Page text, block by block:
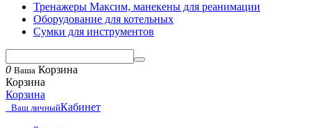
Тренажеры Максим, манекены для реанимации
Оборудование для котельных
Сумки для инструментов
0 Ваша Корзина
Корзина
Корзина
Ваш личныйКабинет